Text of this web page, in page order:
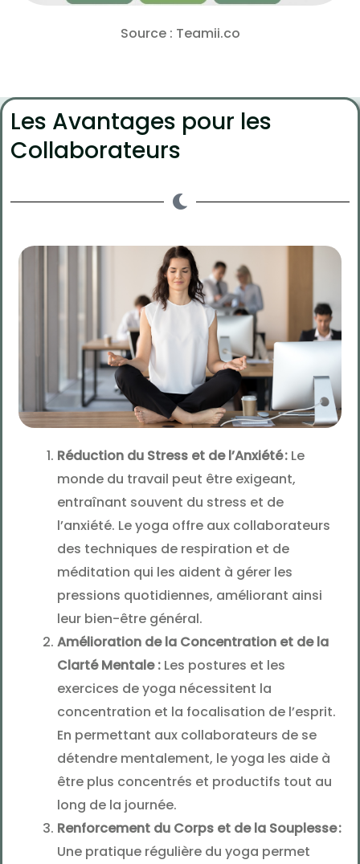
Source : Teamii.co
Les Avantages pour les
Collaborateurs
Réduction du Stress et de l’Anxiété : Le
monde du travail peut être exigeant,
entraînant souvent du stress et de
l’anxiété. Le yoga offre aux collaborateurs
des techniques de respiration et de
méditation qui les aident à gérer les
pressions quotidiennes, améliorant ainsi
leur bien-être général.
Amélioration de la Concentration et de la
Clarté Mentale : Les postures et les
exercices de yoga nécessitent la
concentration et la focalisation de l’esprit.
En permettant aux collaborateurs de se
détendre mentalement, le yoga les aide à
être plus concentrés et productifs tout au
long de la journée.
Renforcement du Corps et de la Souplesse :
Une pratique régulière du yoga permet